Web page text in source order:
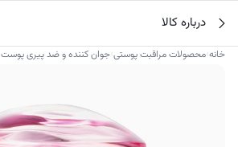
محتوا
جستجو در
درباره کالا
خانه›محصولات مراقبت پوستی›جوان کننده و ضد پیری پوست